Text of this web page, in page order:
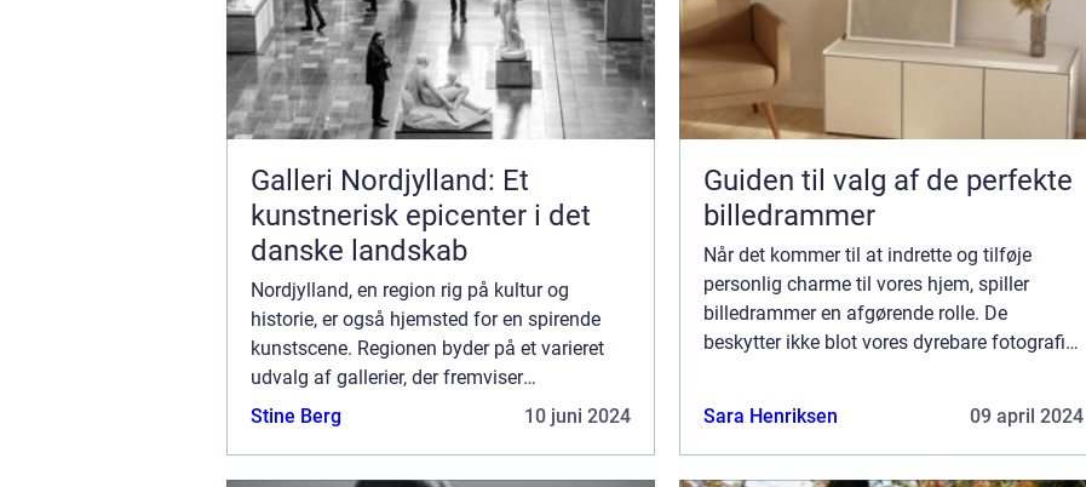
Galleri Nordjylland: Et
kunstnerisk epicenter i det
danske landskab
Nordjylland, en region rig på kultur og
historie, er også hjemsted for en spirende
kunstscene. Regionen byder på et varieret
udvalg af gallerier, der fremviser
kunstværker fra såvel lokale som
Stine Berg 10 juni 2024
Guiden til valg af de perfekte
billedrammer
Når det kommer til at indrette og tilføje
personlig charme til vores hjem, spiller
billedrammer en afgørende rolle. De
beskytter ikke blot vores dyrebare fotografier
Sara Henriksen 09 april 2024